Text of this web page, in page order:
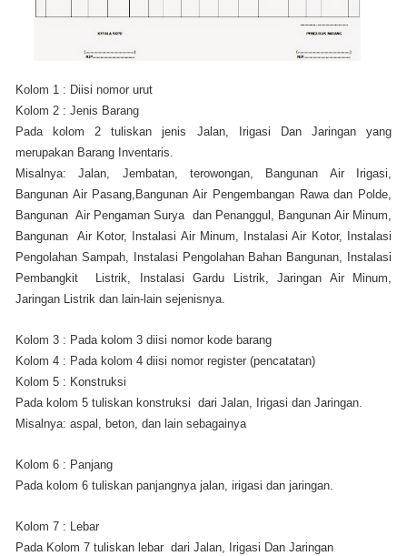
Kolom 1 : Diisi nomor urut
Kolom 2 : Jenis Barang
Pada kolom 2 tuliskan jenis Jalan, Irigasi Dan Jaringan yang
merupakan Barang Inventaris.
Misalnya: Jalan, Jembatan, terowongan, Bangunan Air Irigasi,
Bangunan Air Pasang,Bangunan Air Pengembangan Rawa dan Polde,
Bangunan Air Pengaman Surya dan Penanggul, Bangunan Air Minum,
Bangunan Air Kotor, Instalasi Air Minum, Instalasi Air Kotor, Instalasi
Pengolahan Sampah, Instalasi Pengolahan Bahan Bangunan, Instalasi
Pembangkit Listrik, Instalasi Gardu Listrik, Jaringan Air Minum,
Jaringan Listrik dan lain-lain sejenisnya.
Kolom 3 : Pada kolom 3 diisi nomor kode barang
Kolom 4 : Pada kolom 4 diisi nomor register (pencatatan)
Kolom 5 : Konstruksi
Pada kolom 5 tuliskan konstruksi dari Jalan, Irigasi dan Jaringan.
Misalnya: aspal, beton, dan lain sebagainya
Kolom 6 : Panjang
Pada kolom 6 tuliskan panjangnya jalan, irigasi dan jaringan.
Kolom 7 : Lebar
Pada Kolom 7 tuliskan lebar dari Jalan, Irigasi Dan Jaringan